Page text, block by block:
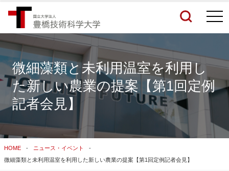
検索結果をもっと見る
関連サイトすべてを検索する
微細藻類と未利用温室を利用し
た新しい農業の提案【第1回定例
記者会見】
HOME
ニュース・イベント
微細藻類と未利用温室を利用した新しい農業の提案【第1回定例記者会見】